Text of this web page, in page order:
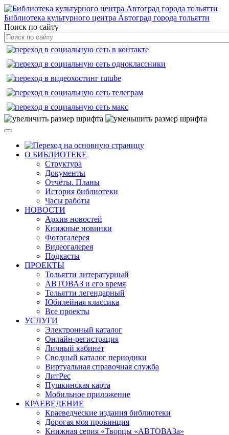
Библиотека культурного центра Автоград города тольятти
Поиск по сайту
О БИБЛИОТЕКЕ
Структура
Документы
Отчёты. Планы
История библиотеки
Часы работы
НОВОСТИ
Архив новостей
Книжные новинки
Фотогалерея
Видеогалерея
Подкасты
ПРОЕКТЫ
Тольятти литературный
АВТОВАЗ и его время
Тольятти легендарный
Юбилейная классика
Все проекты
УСЛУГИ
Электронный каталог
Онлайн-регистрация
Личный кабинет
Сводный каталог периодики
Виртуальная справочная служба
ЛитРес
Пушкинская карта
Мобильное приложение
КРАЕВЕДЕНИЕ
Краеведческие издания библиотеки
Дорогая моя провинция
Книжная серия «Творцы «АВТОВАЗа»